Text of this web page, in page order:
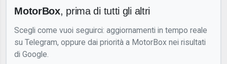
MotorBox, prima di tutti gli altri
Scegli come vuoi seguirci: aggiornamenti in tempo reale
su Telegram, oppure dai priorità a MotorBox nei risultati
di Google.